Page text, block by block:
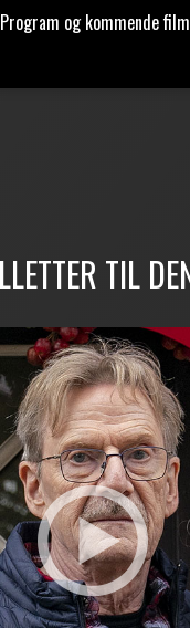
Program og kommende film